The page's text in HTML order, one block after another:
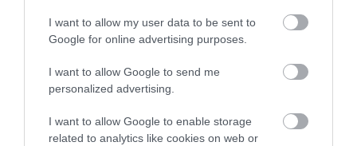
I want to allow my user data to be sent to
Google for online advertising purposes.
I want to allow Google to send me
personalized advertising.
I want to allow Google to enable storage
related to analytics like cookies on web or